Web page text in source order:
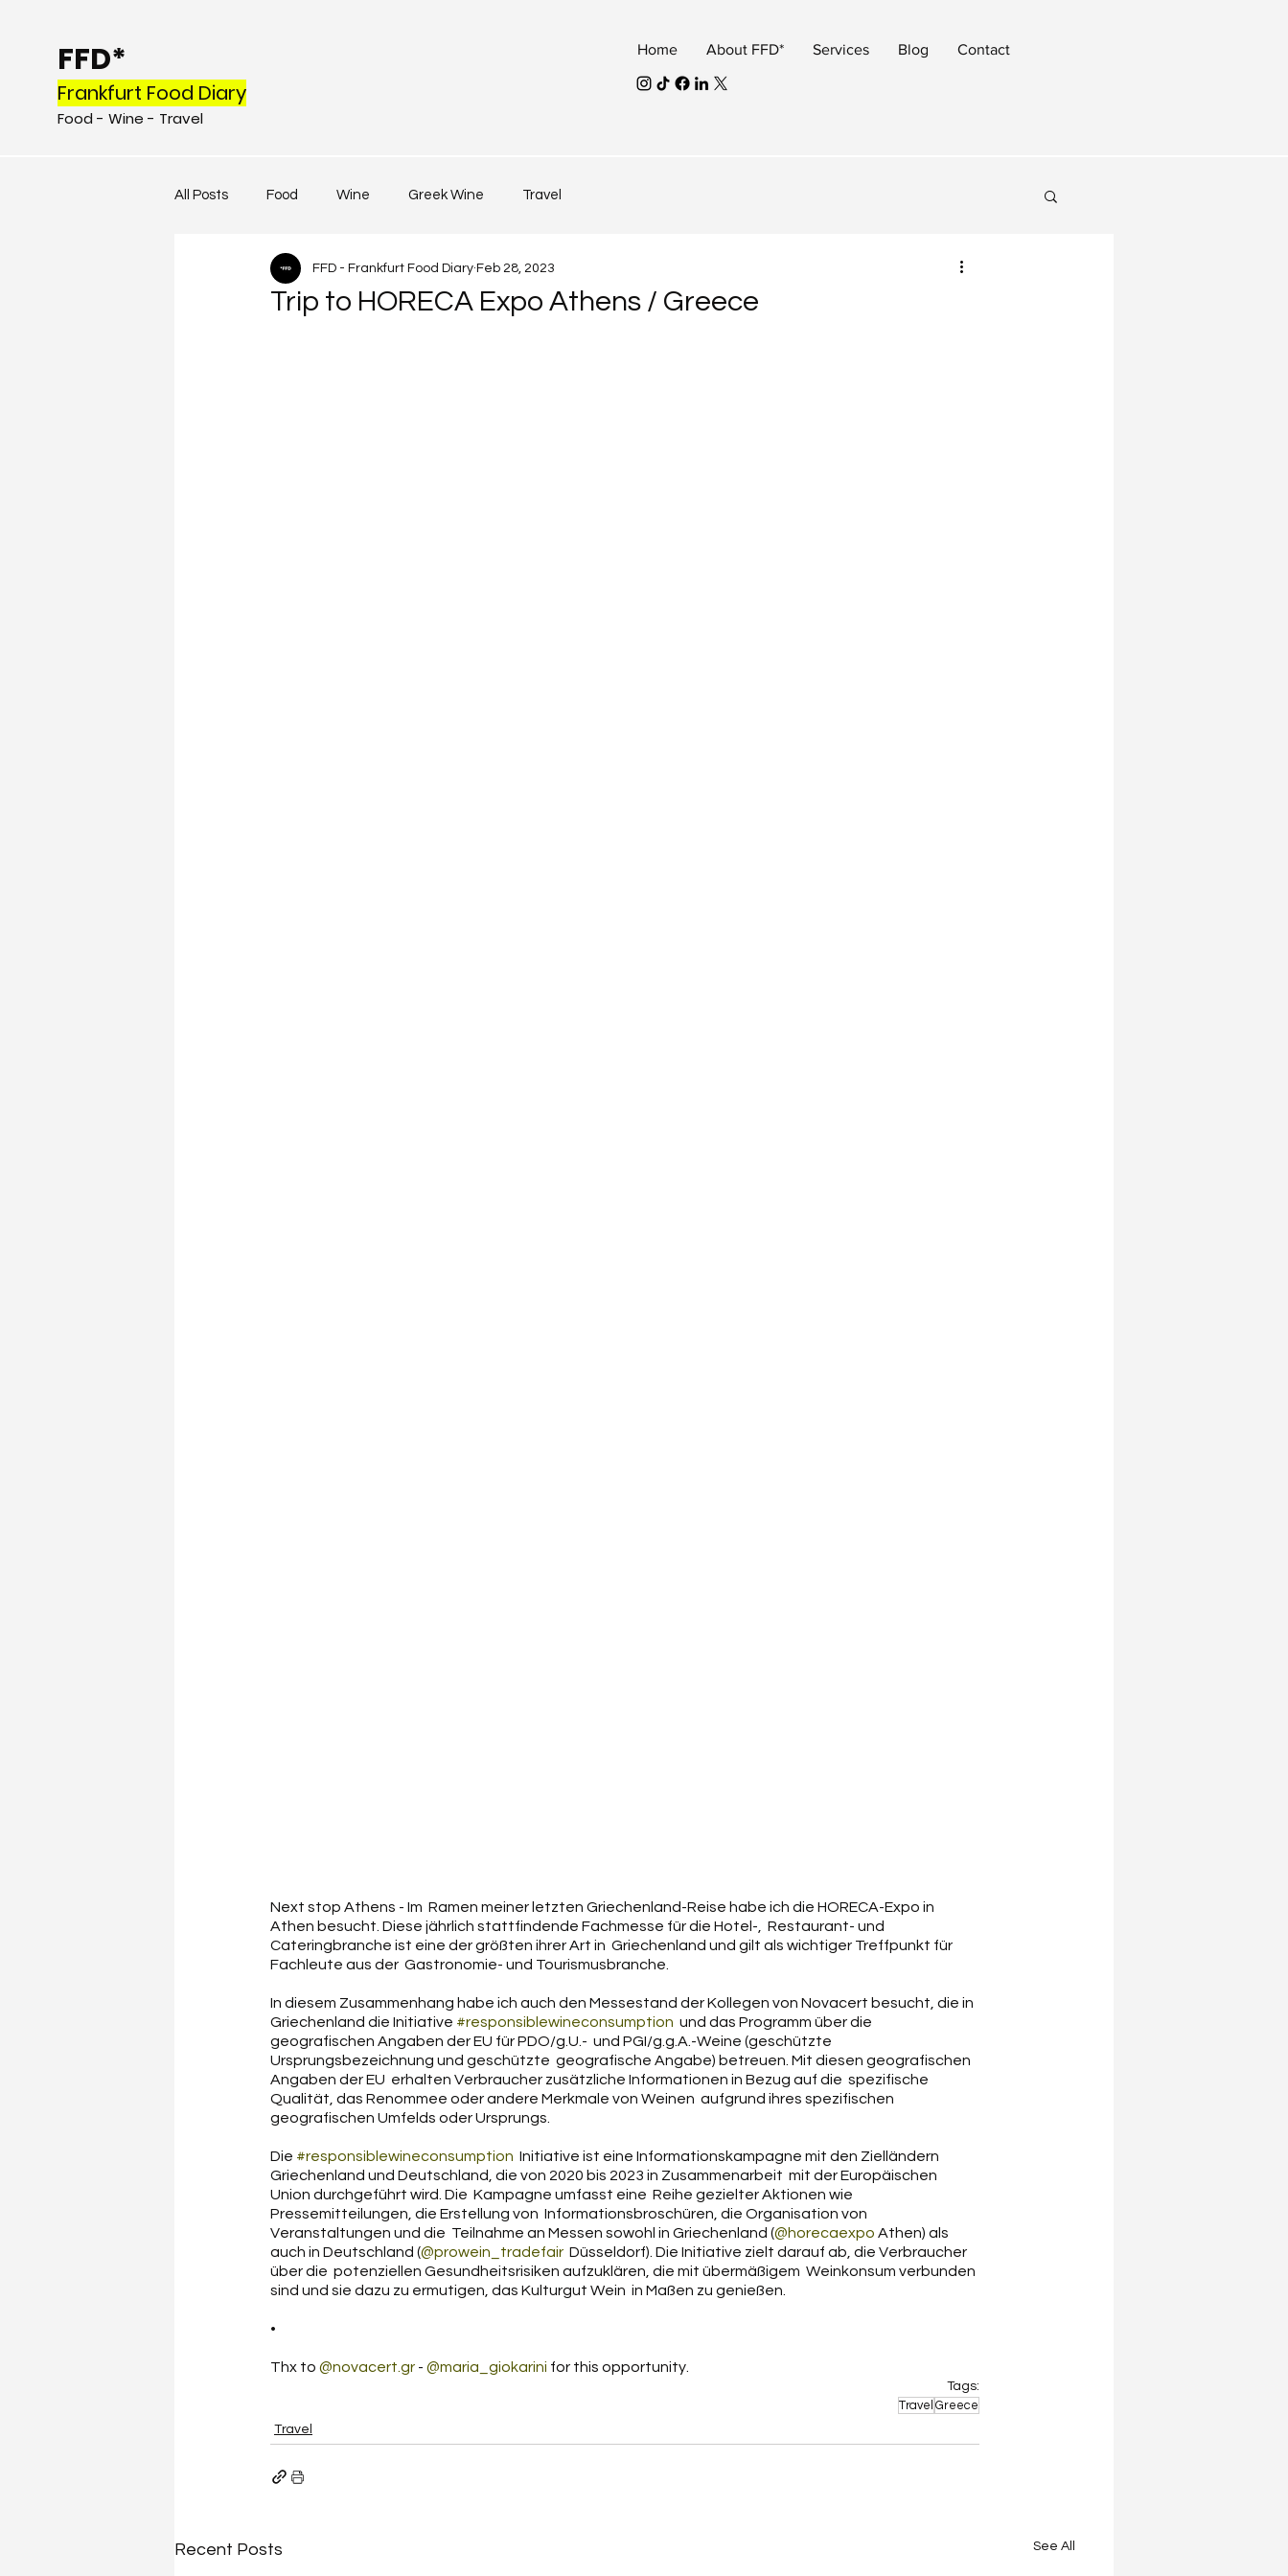
FFD*
Frankfurt Food Diary
Food - Wine - Travel
Home About FFD* Services Blog Contact
All Posts Food Wine Greek Wine Travel
Trip to HORECA Expo Athens / Greece
FFD - Frankfurt Food Diary Feb 28, 2023
Next stop Athens - Im  Ramen meiner letzten Griechenland-Reise habe ich die HORECA-Expo in
Athen besucht. Diese jährlich stattfindende Fachmesse für die Hotel-,  Restaurant- und
Cateringbranche ist eine der größten ihrer Art in  Griechenland und gilt als wichtiger Treffpunkt für
Fachleute aus der  Gastronomie- und Tourismusbranche.
In diesem Zusammenhang habe ich auch den Messestand der Kollegen von Novacert besucht, die in
Griechenland die Initiative #responsiblewineconsumption
  und das Programm über die
geografischen Angaben der EU für PDO/g.U.-  und PGI/g.g.A.-Weine (geschützte
Ursprungsbezeichnung und geschützte  geografische Angabe) betreuen. Mit diesen geografischen
Angaben der EU  erhalten Verbraucher zusätzliche Informationen in Bezug auf die  spezifische
Qualität, das Renommee oder andere Merkmale von Weinen  aufgrund ihres spezifischen
geografischen Umfelds oder Ursprungs.
Die #responsiblewineconsumption
  Initiative ist eine Informationskampagne mit den Zielländern
Griechenland und Deutschland, die von 2020 bis 2023 in Zusammenarbeit  mit der Europäischen
Union durchgeführt wird. Die  Kampagne umfasst eine  Reihe gezielter Aktionen wie
Pressemitteilungen, die Erstellung von  Informationsbroschüren, die Organisation von
Veranstaltungen und die  Teilnahme an Messen sowohl in Griechenland (@horecaexpo Athen) als
auch in Deutschland (@prowein_tradefair
  Düsseldorf). Die Initiative zielt darauf ab, die Verbraucher
über die  potenziellen Gesundheitsrisiken aufzuklären, die mit übermäßigem  Weinkonsum verbunden
sind und sie dazu zu ermutigen, das Kulturgut Wein  in Maßen zu genießen.
•
Thx to @novacert.gr - @maria_giokarini for this opportunity.
Tags:
Travel Greece
Travel
Recent Posts See All